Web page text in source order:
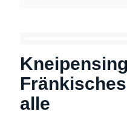
alle